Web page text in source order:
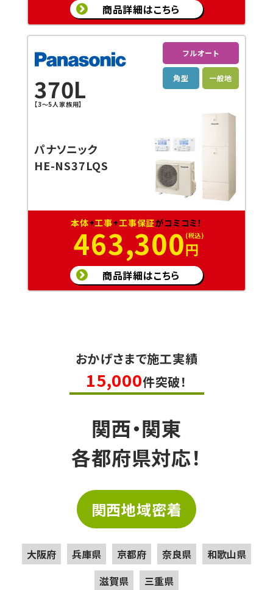
商品詳細はこちら
370L
【3～5人家族用】
フルオート
角型 一般地
パナソニック
HE-NS37LQS
本体+工事+工事保証がコミコミ！
463,300円
商品詳細はこちら
おかげさまで施工実績
15,000件突破！
関西・関東
各都府県対応！
関西地域密着
大阪府 兵庫県 京都府 奈良県
和歌山県
滋賀県
三重県